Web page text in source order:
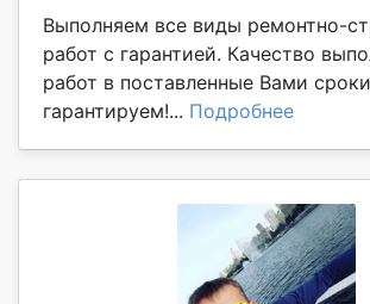
Выполняем все виды ремонтно-
работ с гарантией. Качество
работ в поставленные Вами сроки
гарантируем!... Подробнее